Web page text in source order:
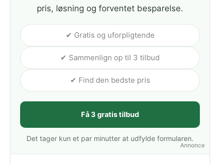
Annonce
pris, løsning og forventet besparelse.
✔ Gratis og uforpligtende
✔ Sammenlign op til 3 tilbud
✔ Find den bedste pris
Få 3 gratis tilbud
Det tager kun et par minutter at udfylde formularen.